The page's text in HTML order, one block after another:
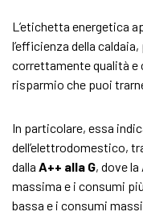
L’etichetta energetica
l’efficienza della
correttamente qualità e
risparmio che puoi
In particolare, essa
dell’elettrodomestico,
dalla A++ alla G, dove la
massima e i consumi
bassa e i consumi